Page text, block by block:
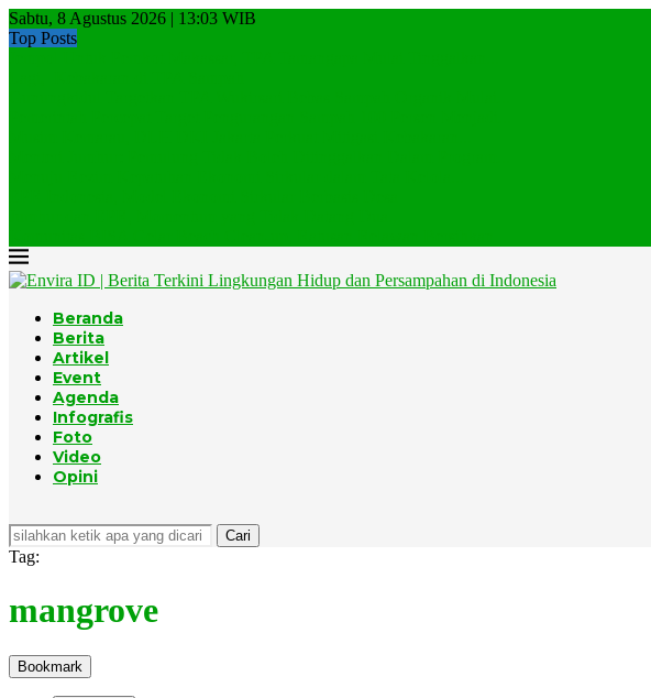
Sabtu, 8 Agustus 2026 | 13:03 WIB
Top Posts
Beranda
Berita
Artikel
Event
Agenda
Infografis
Foto
Video
Opini
Cari
Tag:
mangrove
Bookmark